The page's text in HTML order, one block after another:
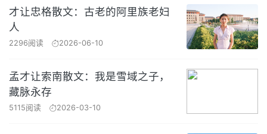
才让忠格散文：古老的阿里族老妇
人
2296阅读 2026-06-10
孟才让索南散文：我是雪域之子，
藏脉永存
5115阅读 2026-03-10